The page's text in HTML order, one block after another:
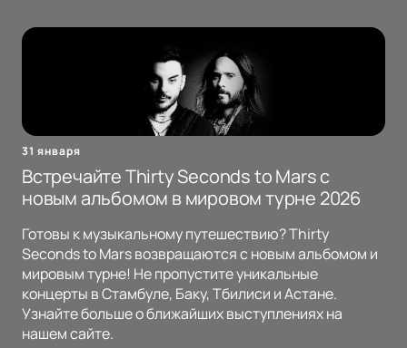
31 января
Встречайте Thirty Seconds to Mars с
новым альбомом в мировом турне 2026
Готовы к музыкальному путешествию? Thirty
Seconds to Mars возвращаются с новым альбомом и
мировым турне! Не пропустите уникальные
концерты в Стамбуле, Баку, Тбилиси и Астане.
Узнайте больше о ближайших выступлениях на
нашем сайте.